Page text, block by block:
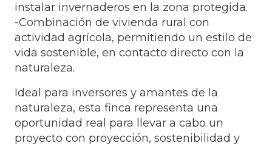
instalar invernaderos en la zona protegida.
-Combinación de vivienda rural con
actividad agrícola, permitiendo un estilo de
vida sostenible, en contacto directo con la
naturaleza.
Ideal para inversores y amantes de la
naturaleza, esta finca representa una
oportunidad real para llevar a cabo un
proyecto con proyección, sostenibilidad y